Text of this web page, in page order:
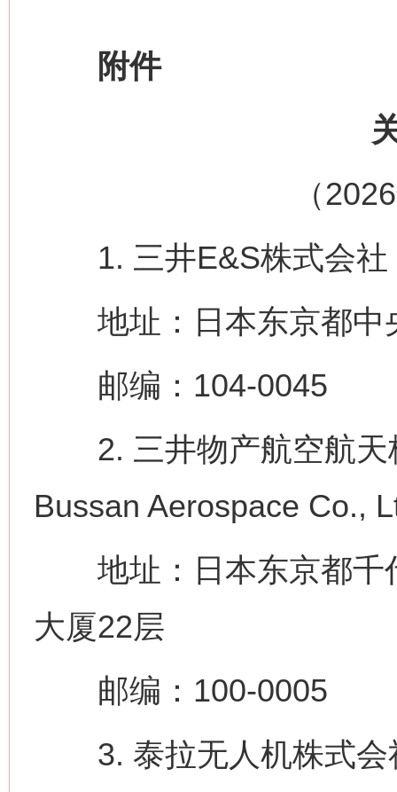
附件
（
1. 三井E&S株式会社
地址：日本东京都中
邮编：104-0045
2. 三井物产航空航天
Bussan Aerospace Co.,
地址：日本东京都千
大厦22层
邮编：100-0005
3. 泰拉无人机株式会